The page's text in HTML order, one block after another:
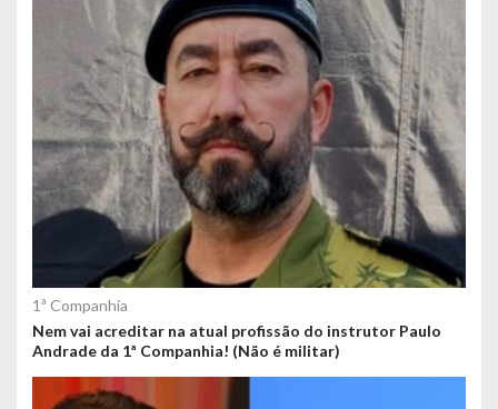
1ª Companhia
Nem vai acreditar na atual profissão do instrutor Paulo
Andrade da 1ª Companhia! (Não é militar)